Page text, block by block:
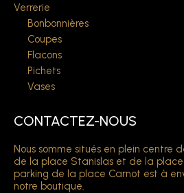
Verrerie
Bonbonnières
Coupes
Flacons
Pichets
Vases
CONTACTEZ-NOUS
Nous somme situés en plein centre
de la place Stanislas et de la
parking de la place Carnot est à
notre boutique.